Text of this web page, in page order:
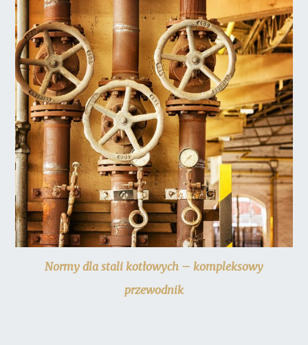
Normy dla stali kotłowych – kompleksowy
przewodnik